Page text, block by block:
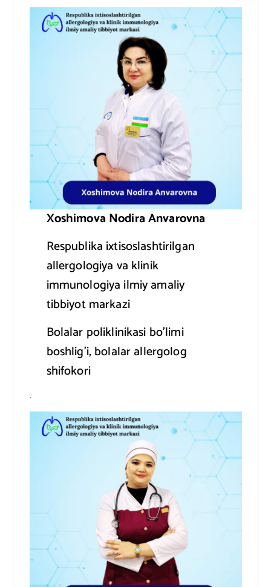
Xoshimova Nodira Anvarovna
Respublika ixtisoslashtirilgan
allergologiya va klinik
immunologiya ilmiy amaliy
tibbiyot markazi
Bolalar poliklinikasi bo’limi
boshlig’i, bolalar allergolog
shifokori
.